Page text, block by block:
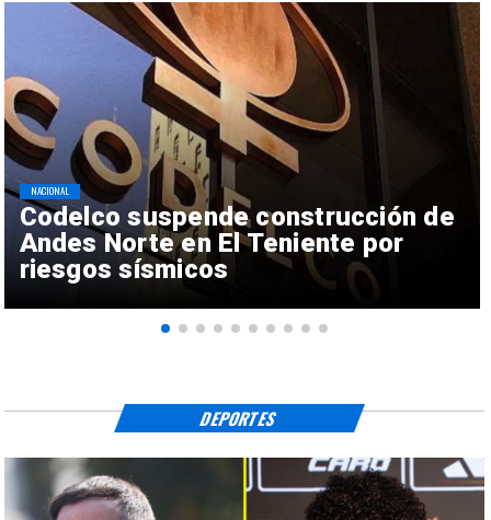
Codelco suspende construcción de
Andes Norte en El Teniente por
riesgos sísmicos
NACIONAL
DEPORTES